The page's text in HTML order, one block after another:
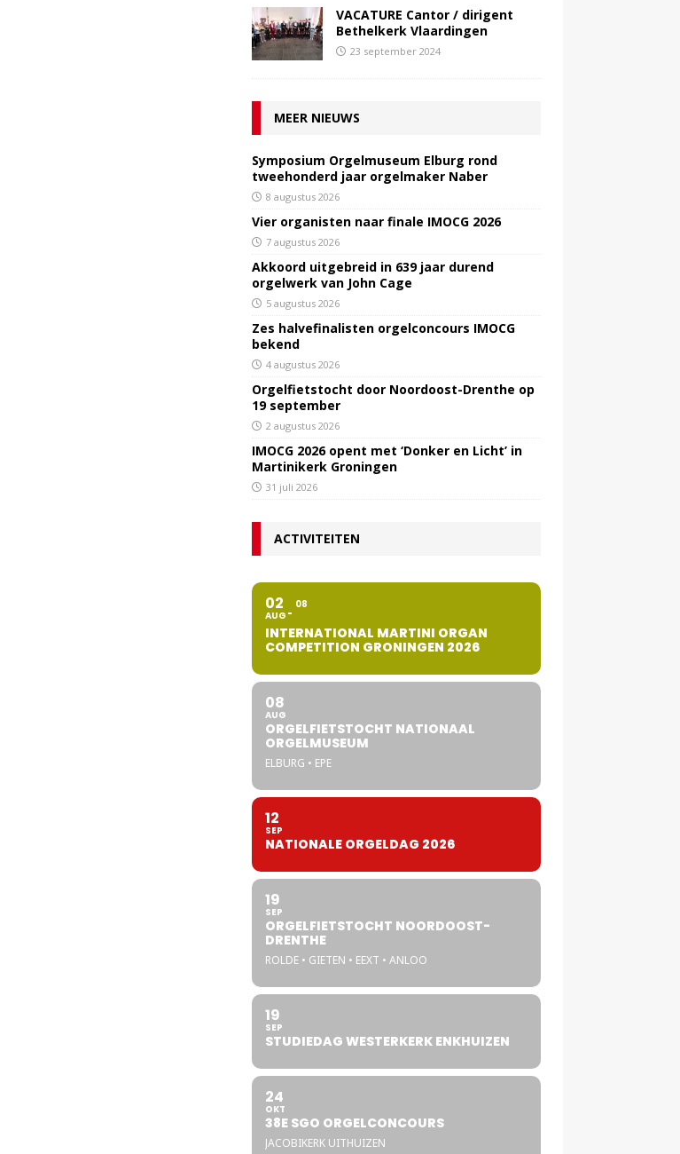
VACATURE Cantor / dirigent
Bethelkerk Vlaardingen
23 september 2024
MEER NIEUWS
Symposium Orgelmuseum Elburg rond
tweehonderd jaar orgelmaker Naber
8 augustus 2026
Vier organisten naar finale IMOCG 2026
7 augustus 2026
Akkoord uitgebreid in 639 jaar durend
orgelwerk van John Cage
5 augustus 2026
Zes halvefinalisten orgelconcours IMOCG
bekend
4 augustus 2026
Orgelfietstocht door Noordoost-Drenthe op
19 september
2 augustus 2026
IMOCG 2026 opent met ‘Donker en Licht’ in
Martinikerk Groningen
31 juli 2026
ACTIVITEITEN
02
AUG
08
INTERNATIONAL MARTINI ORGAN
COMPETITION GRONINGEN 2026
08
AUG
ORGELFIETSTOCHT NATIONAAL
ORGELMUSEUM
ELBURG • EPE
12
SEP
NATIONALE ORGELDAG 2026
19
SEP
ORGELFIETSTOCHT NOORDOOST-
DRENTHE
ROLDE • GIETEN • EEXT • ANLOO
19
SEP
STUDIEDAG WESTERKERK ENKHUIZEN
24
OKT
38E SGO ORGELCONCOURS
JACOBIKERK UITHUIZEN